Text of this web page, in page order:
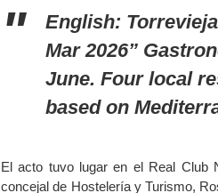
English:
Mar 2026”
June. Four local
based on
El acto tuvo lugar en el Real Club
concejal de Hostelería y Turismo,